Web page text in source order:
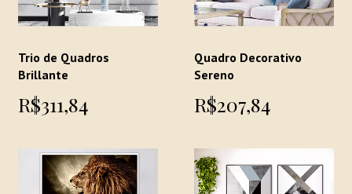
Trio de Quadros
Brillante
R$311,84
Quadro Decorativo
Sereno
R$207,84